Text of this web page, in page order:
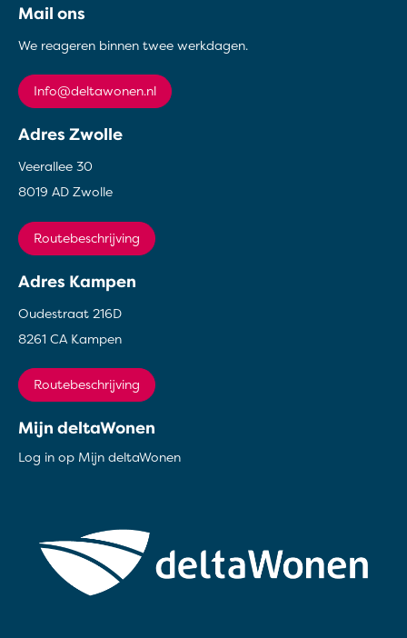
Mail ons
We reageren binnen twee werkdagen.
info@deltawonen.nl
Adres Zwolle
Veerallee 30
8019 AD Zwolle
Routebeschrijving
Adres Kampen
Oudestraat 216D
8261 CA Kampen
Routebeschrijving
Mijn deltaWonen
Log in op Mijn deltaWonen